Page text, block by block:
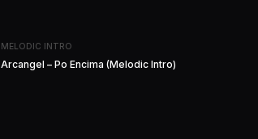
MELODIC INTRO
Arcangel – Po Encima (Melodic Intro)